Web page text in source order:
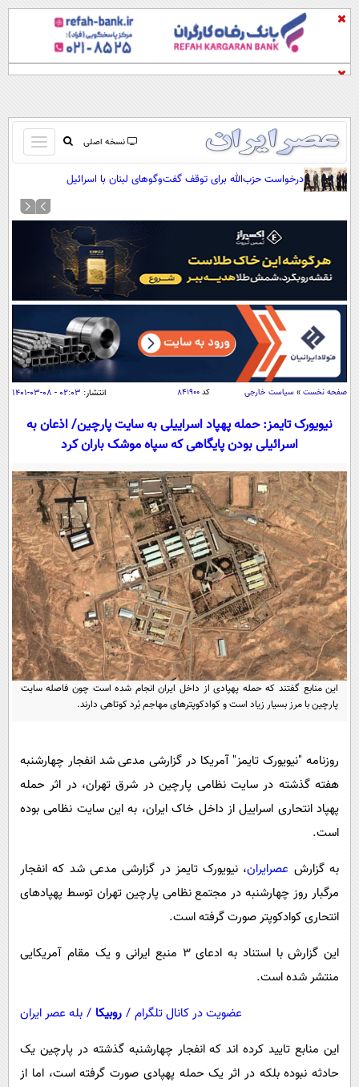
نسخه اصلی
باز
و
کردن
صفحه اول
آرشیو
نظرسنجی
آب و هوا
اوقات شرعی
سواد زندگی
اقتصاد
اقتصادی
خودرو
جامعه
اجتماعی
حوادث
سلامت
یک برش دانایی
محیط زیست
سفر و تفریح
ورزشی
بین الملل
سیاست خارجی
فرهنگ و هنر
علم و دانش
فناوری و It
علمی
اخبار کریپتو
قرآن
گوناگون
سرگرمی
باشگاه مغز
مجله تصویری سلاح
فیلم
اقتصاد
ورزش
سیاست
فناوری
گوناگون
حوادث
سلامت
فرهنگی
سیاست خارجی
عصر ایران 2
خواندنی ها و دیدنی ها
داستان کوتاه
روانشناسی
آشپزی
دانلود
آموزش زبان
درخواست حزب‌الله برای توقف گفت‌وگوهای لبنان با اسرائیل
صفحه نخست » سیاست خارجی کد ۸۴۱۹۰۰ انتشار: ۰۲:۰۳ - ۰۸-۰۳-۱۴۰۱
نیویورک تایمز: حمله پهپاد اسراییلی به سایت پارچین/ اذعان به
اسرائیلی بودن پایگاهی که سپاه موشک باران کرد
این منابع گفتند که حمله پهپادی از داخل ایران انجام شده است چون فاصله سایت
پارچین با مرز بسیار زیاد است و کوادکوپترهای مهاجم بُرد کوتاهی دارند.
روزنامه "نیویورک تایمز" آمریکا در گزارشی مدعی شد انفجار چهارشنبه
هفته گذشته در سایت نظامی پارچین در شرق تهران، در اثر حمله
پهپاد انتحاری اسراییل از داخل خاک ایران، به این سایت نظامی بوده
است.
به گزارش عصرایران، نیویورک تایمز در گزارشی مدعی شد که انفجار
مرگبار روز چهارشنبه در مجتمع نظامی پارچین تهران توسط پهپادهای
انتحاری کوادکوپتر صورت گرفته است.
این گزارش با استناد به ادعای 3 منبع ایرانی و یک مقام آمریکایی
منتشر شده است.
عضویت در کانال تلگرام / روبیکا / بله عصر ایران
این منابع تایید کرده اند که انفجار چهارشنبه گذشته در پارچین یک
حادثه نبوده بلکه در اثر یک حمله پهپادی صورت گرفته است، اما از